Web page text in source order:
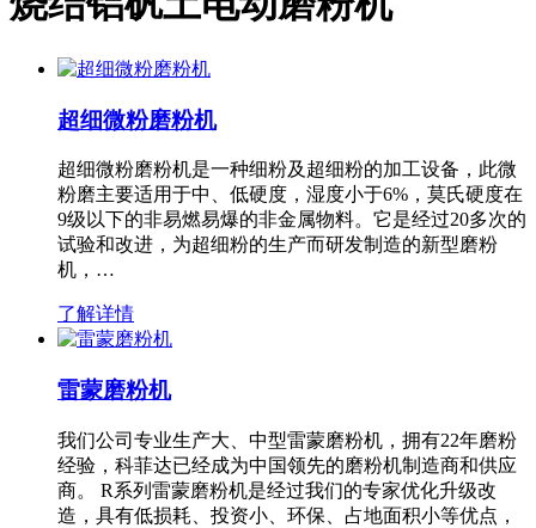
超细微粉磨粉机
超细微粉磨粉机是一种细粉及超细粉的加工设备，此微
粉磨主要适用于中、低硬度，湿度小于6%，莫氏硬度在
9级以下的非易燃易爆的非金属物料。它是经过20多次的
试验和改进，为超细粉的生产而研发制造的新型磨粉
机，…
了解详情
雷蒙磨粉机
我们公司专业生产大、中型雷蒙磨粉机，拥有22年磨粉
经验，科菲达已经成为中国领先的磨粉机制造商和供应
商。 R系列雷蒙磨粉机是经过我们的专家优化升级改
造，具有低损耗、投资小、环保、占地面积小等优点，